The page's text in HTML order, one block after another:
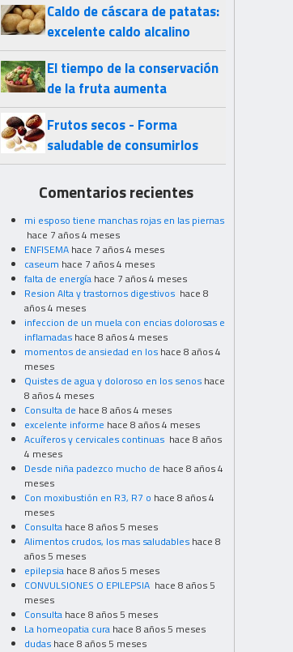
Caldo de cáscara de patatas:
excelente caldo alcalino
El tiempo de la conservación
de la fruta aumenta
Frutos secos - Forma
saludable de consumirlos
Comentarios recientes
mi esposo tiene manchas rojas en las piernas
hace 7 años 4 meses
ENFISEMA hace 7 años 4 meses
caseum hace 7 años 4 meses
falta de energía hace 7 años 4 meses
Resion Alta y trastornos digestivos hace 8
años 4 meses
infeccion de un muela con encias dolorosas e
inflamadas hace 8 años 4 meses
momentos de ansiedad en los hace 8 años 4
meses
Quistes de agua y doloroso en los senos hace
8 años 4 meses
Consulta de hace 8 años 4 meses
excelente informe hace 8 años 4 meses
Acuíferos y cervicales continuas hace 8 años
4 meses
Desde niña padezco mucho de hace 8 años 4
meses
Con moxibustión en R3, R7 o hace 8 años 4
meses
Consulta hace 8 años 5 meses
Alimentos crudos, los mas saludables hace 8
años 5 meses
epilepsia hace 8 años 5 meses
CONVULSIONES O EPILEPSIA hace 8 años 5
meses
Consulta hace 8 años 5 meses
La homeopatia cura hace 8 años 5 meses
dudas hace 8 años 5 meses